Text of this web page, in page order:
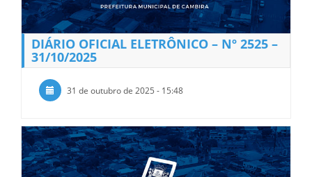
DIÁRIO OFICIAL ELETRÔNICO – Nº 2525 –
31/10/2025
31 de outubro de 2025 - 15:48